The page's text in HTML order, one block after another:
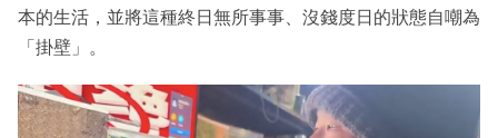
本的生活，並將這種終日無所事事、沒錢度日的狀態自嘲為
「掛壁」。